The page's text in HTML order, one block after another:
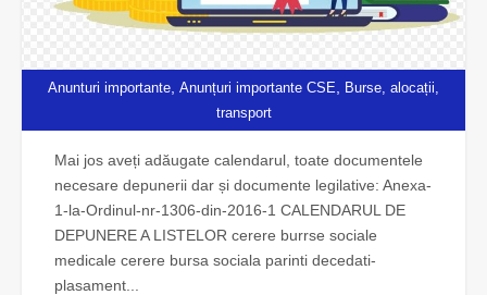
Anunturi importante Anunțuri importante CSE
Burse, alocații,
transport
Burse 2025 – 2026
Mai jos aveți adăugate calendarul, toate documentele
necesare depunerii dar și documente legilative: Anexa-
1-la-Ordinul-nr-1306-din-2016-1 CALENDARUL DE
DEPUNERE A LISTELOR cerere burrse sociale
medicale cerere bursa sociala parinti decedati-
plasament...